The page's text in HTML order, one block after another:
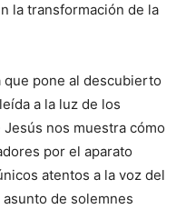
la transformación de la
que pone al descubierto
a la luz de los
nos muestra cómo
por el aparato
atentos a la voz del
de solemnes